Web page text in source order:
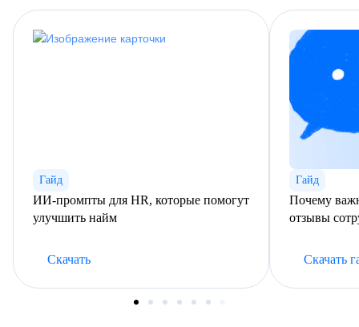
Гайд
ИИ-промпты для HR, которые помогут
улучшить найм
Скачать
Гайд
Почему
отзывы
Скачать